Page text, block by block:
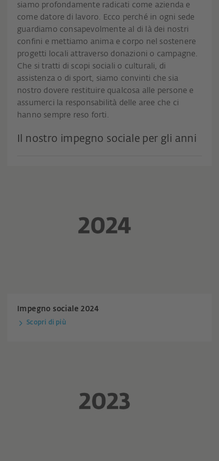
siamo profondamente radicati come azienda e
come datore di lavoro. Ecco perché in ogni sede
guardiamo consapevolmente al di là dei nostri
confini e mettiamo anima e corpo nel sostenere
progetti locali attraverso donazioni o campagne.
Che si tratti di scopi sociali o culturali, di
assistenza o di sport, siamo convinti che sia
nostro dovere restituire qualcosa alle persone e
assumerci la responsabilità delle aree che ci
hanno sempre reso forti.
Il nostro impegno sociale per gli anni
Impegno sociale 2024
Scopri di più